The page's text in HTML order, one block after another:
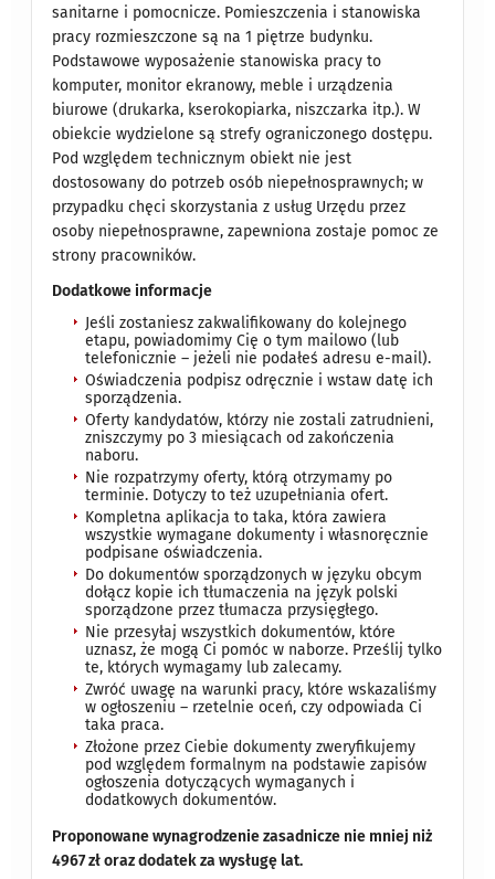
sanitarne i pomocnicze. Pomieszczenia i stanowiska
pracy rozmieszczone są na 1 piętrze budynku.
Podstawowe wyposażenie stanowiska pracy to
komputer, monitor ekranowy, meble i urządzenia
biurowe (drukarka, kserokopiarka, niszczarka itp.). W
obiekcie wydzielone są strefy ograniczonego dostępu.
Pod względem technicznym obiekt nie jest
dostosowany do potrzeb osób niepełnosprawnych; w
przypadku chęci skorzystania z usług Urzędu przez
osoby niepełnosprawne, zapewniona zostaje pomoc ze
strony pracowników.
Dodatkowe informacje
Jeśli zostaniesz zakwalifikowany do kolejnego
etapu, powiadomimy Cię o tym mailowo (lub
telefonicznie – jeżeli nie podałeś adresu e-mail).
Oświadczenia podpisz odręcznie i wstaw datę ich
sporządzenia.
Oferty kandydatów, którzy nie zostali zatrudnieni,
zniszczymy po 3 miesiącach od zakończenia
naboru.
Nie rozpatrzymy oferty, którą otrzymamy po
terminie. Dotyczy to też uzupełniania ofert.
Kompletna aplikacja to taka, która zawiera
wszystkie wymagane dokumenty i własnoręcznie
podpisane oświadczenia.
Do dokumentów sporządzonych w języku obcym
dołącz kopie ich tłumaczenia na język polski
sporządzone przez tłumacza przysięgłego.
Nie przesyłaj wszystkich dokumentów, które
uznasz, że mogą Ci pomóc w naborze. Prześlij tylko
te, których wymagamy lub zalecamy.
Zwróć uwagę na warunki pracy, które wskazaliśmy
w ogłoszeniu – rzetelnie oceń, czy odpowiada Ci
taka praca.
Złożone przez Ciebie dokumenty zweryfikujemy
pod względem formalnym na podstawie zapisów
ogłoszenia dotyczących wymaganych i
dodatkowych dokumentów.
Proponowane wynagrodzenie zasadnicze nie mniej niż
4967 zł oraz dodatek za wysługę lat.